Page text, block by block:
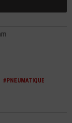
#PNEUMATIQUE